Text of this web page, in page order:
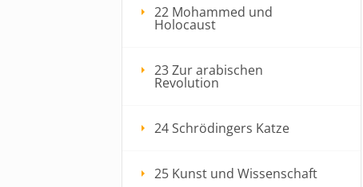
22 Mohammed und
Holocaust
23 Zur arabischen
Revolution
24 Schrödingers Katze
25 Kunst und Wissenschaft